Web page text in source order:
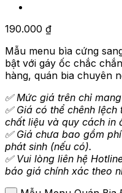
190.000 ₫
Mẫu menu bìa cứng
bật với gáy ốc chắc
hàng, quán bia chuyên
✅ Mức giá trên chỉ
✅ Giá có thể chênh
chất liệu và quy cách in
✅ Giá chưa bao gồm
phát sinh (nếu có).
✅ Vui lòng liên hệ
báo giá chính xác theo